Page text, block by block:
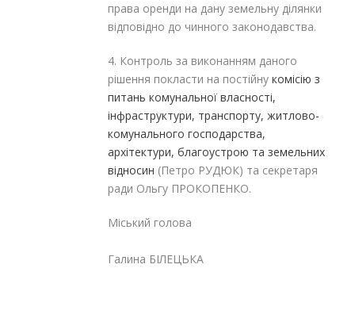
права оренди на дану земельну ділянки
відповідно до чинного законодавства.
4. Контроль за виконанням даного
рішення покласти на постійну комісію з
питань комунальної власності,
інфраструктури, транспорту, житлово-
комунального господарства,
архітектури, благоустрою та земельних
відносин (Петро РУДЮК) та секретаря
ради Ольгу ПРОКОПЕНКО.
Міський голова
Галина БІЛЕЦЬКА